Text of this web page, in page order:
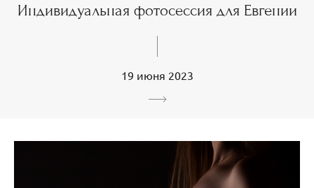
Индивидуальная фотосессия для Евгении
19 июня 2023